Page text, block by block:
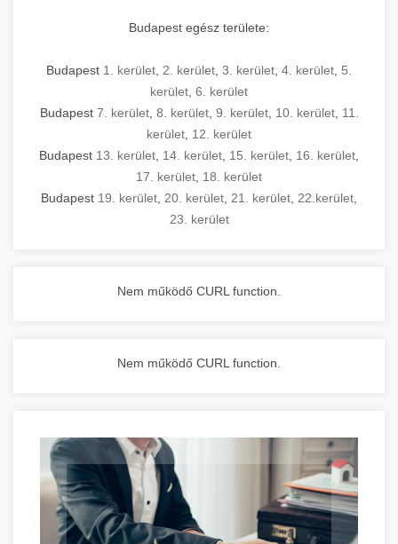
Budapest egész területe:
Budapest 1. kerület 2. kerület 3. kerület 4. kerület 5.
kerület 6. kerület
Budapest 7. kerület, 8. kerület, 9. kerület, 10. kerület, 11.
kerület 12. kerület
Budapest 13. kerület 14. kerület 15. kerület 16. kerület
17. kerület 18. kerület
Budapest 19. kerület 20. kerület 21. kerület 22.kerület
23. kerület
Nem működő CURL function.
Nem működő CURL function.